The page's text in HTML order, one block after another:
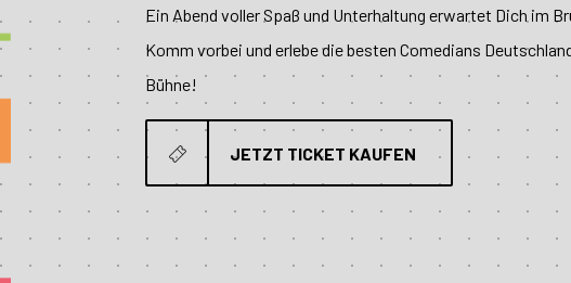
Ein Abend voller Spaß und Unterhaltung erwartet Dich im
Komm vorbei und erlebe die besten Comedians
Bühne!
JETZT TICKET KAUFEN